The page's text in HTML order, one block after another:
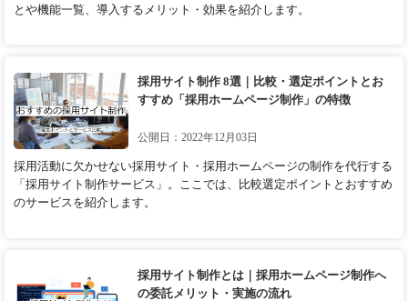
とや機能一覧、導入するメリット・効果を紹介します。
採用サイト制作 8選｜比較・選定ポイントとお
すすめ「採用ホームページ制作」の特徴
公開日：2022年12月03日
採用活動に欠かせない採用サイト・採用ホームページの制作を代行する
「採用サイト制作サービス」。ここでは、比較選定ポイントとおすすめ
のサービスを紹介します。
採用サイト制作とは｜採用ホームページ制作へ
の委託メリット・実施の流れ